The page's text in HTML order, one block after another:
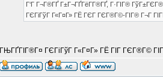
Г‘Г Г¬Г®ГҐ Г±Г¬ГҐГёГ­Г®ГҐ, Г·ГІГ®
ГЄГіГўГ Г«Г¤Г» ГЁ ГЄГ ГЄГ®Г©-ГІГ® Г¬Г
ГЊГҐГІГ®Г¤ ГЄГіГўГ Г«Г¤Г» ГЁ ГІГ ГЄГ®Г©